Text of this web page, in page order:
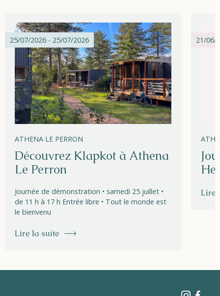
25/07/2026 - 25/07/2026
ATHENA LE PERRON
Découvrez Klapkot à Athena
Le Perron
Journée de démonstration • samedi 25 juillet •
de 11 h à 17 h Entrée libre • Tout le monde est
le bienvenu
Lire la suite
21/06/
Lire